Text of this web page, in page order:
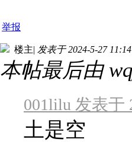
举报
楼主| 发表于 2024-5-27 11:14
本帖最后由
001lilu 发表于
土是空